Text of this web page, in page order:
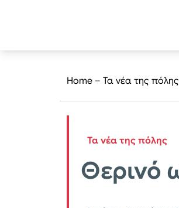
Home – Τα νέα της πόλης
Τα νέα της πόλης
Θερινό